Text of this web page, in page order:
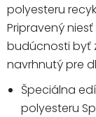
polyesteru
Pripravený
budúcnosti byť
navrhnutý pre
Špeciálna
polyesteru